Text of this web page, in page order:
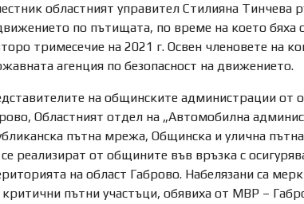
областният управител Стилияна Тинчева
по пътищата, по време на което
тримесечие на 2021 г. Освен членовете на
агенция по безопасност на движението.
на общинските администрации от
Областният отдел на „Автомобилна
пътна мрежа, Общинска и улична
реализират от общините във връзка с
на област Габрово. Набелязани са
пътни участъци, обявиха от МВР –